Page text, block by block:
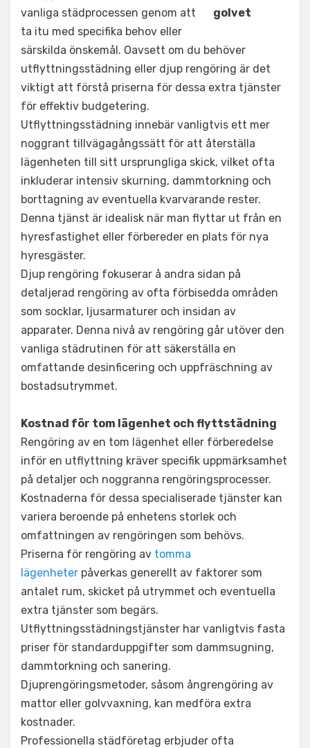
vanliga städprocessen genom att
ta itu med specifika behov eller
särskilda önskemål. Oavsett om du behöver
utflyttningsstädning eller djup rengöring är det
viktigt att förstå priserna för dessa extra tjänster
för effektiv budgetering.
Utflyttningsstädning innebär vanligtvis ett mer
noggrant tillvägagångssätt för att återställa
lägenheten till sitt ursprungliga skick, vilket ofta
inkluderar intensiv skurning, dammtorkning och
borttagning av eventuella kvarvarande rester.
Denna tjänst är idealisk när man flyttar ut från en
hyresfastighet eller förbereder en plats för nya
hyresgäster.
Djup rengöring fokuserar å andra sidan på
detaljerad rengöring av ofta förbisedda områden
som socklar, ljusarmaturer och insidan av
apparater. Denna nivå av rengöring går utöver den
vanliga städrutinen för att säkerställa en
omfattande desinficering och uppfräschning av
bostadsutrymmet.
Kostnad för tom lägenhet och flyttstädning
Rengöring av en tom lägenhet eller förberedelse
inför en utflyttning kräver specifik uppmärksamhet
på detaljer och noggranna rengöringsprocesser.
Kostnaderna för dessa specialiserade tjänster kan
variera beroende på enhetens storlek och
omfattningen av rengöringen som behövs.
Priserna för rengöring av tomma
lägenheter påverkas generellt av faktorer som
antalet rum, skicket på utrymmet och eventuella
extra tjänster som begärs.
Utflyttningsstädningstjänster har vanligtvis fasta
priser för standarduppgifter som dammsugning,
dammtorkning och sanering.
Djuprengöringsmetoder, såsom ångrengöring av
mattor eller golvvaxning, kan medföra extra
kostnader.
Professionella städföretag erbjuder ofta